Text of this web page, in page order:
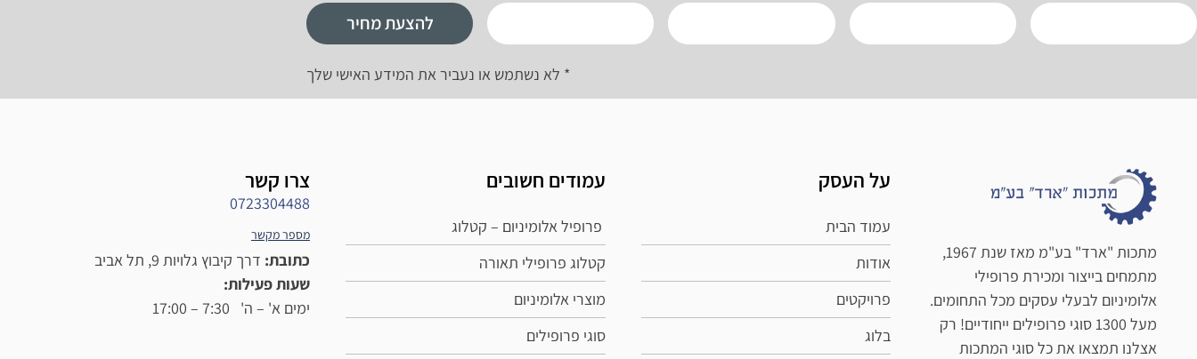
להצעת מחיר
* לא נשתמש או נעביר את המידע האישי שלך
מתכות "ארד" בע"מ מאז שנת 1967,
מתמחים בייצור ומכירת פרופילי
אלומיניום לבעלי עסקים מכל התחומים.
מעל 1300 סוגי פרופילים ייחודיים! רק
אצלנו תמצאו את כל סוגי המתכות
על העסק
עמוד הבית
אודות
פרויקטים
בלוג
עמודים חשובים
פרופיל אלומיניום – קטלוג
קטלוג פרופילי תאורה
מוצרי אלומיניום
סוגי פרופילים
צרו קשר
0723304488
מספר מקשר
כתובת: דרך קיבוץ גלויות 9, תל אביב
שעות פעילות:
ימים א' – ה' 7:30 – 17:00